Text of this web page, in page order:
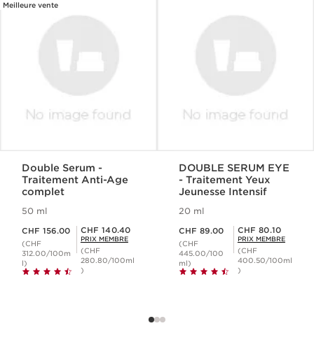
Meilleure vente
Double Serum -
Traitement Anti-Age
complet
50 ml
CHF 156.00
(CHF
312.00/100m
l)
Prix Sérénité CHF 140.40
CHF 140.40
PRIX MEMBRE
(CHF
280.80/100ml
)
DOUBLE SERUM EYE
- Traitement Yeux
Jeunesse Intensif
20 ml
CHF 89.00
(CHF
445.00/100
ml)
Prix Sérénité CHF 80.10
CHF 80.10
PRIX MEMBRE
(CHF
400.50/100ml
)